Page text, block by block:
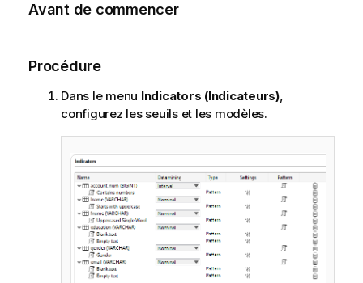
Avant de commencer
Procédure
Dans le menu Indicators (Indicateurs),
configurez les seuils et les modèles.